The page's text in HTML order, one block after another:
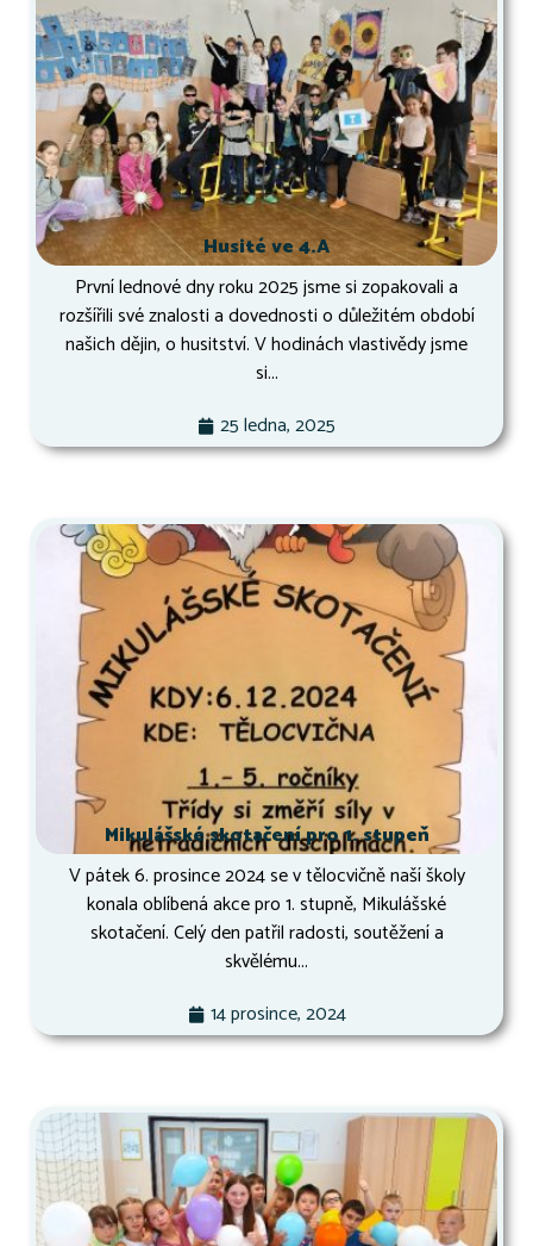
Husité ve 4.A
První lednové dny roku 2025 jsme si zopakovali a
rozšířili své znalosti a dovednosti o důležitém období
našich dějin, o husitství. V hodinách vlastivědy jsme
si...
25 ledna, 2025
Mikulášské skotačení pro 1. stupeň
V pátek 6. prosince 2024 se v tělocvičně naší školy
konala oblíbená akce pro 1. stupně, Mikulášské
skotačení. Celý den patřil radosti, soutěžení a
skvělému...
14 prosince, 2024